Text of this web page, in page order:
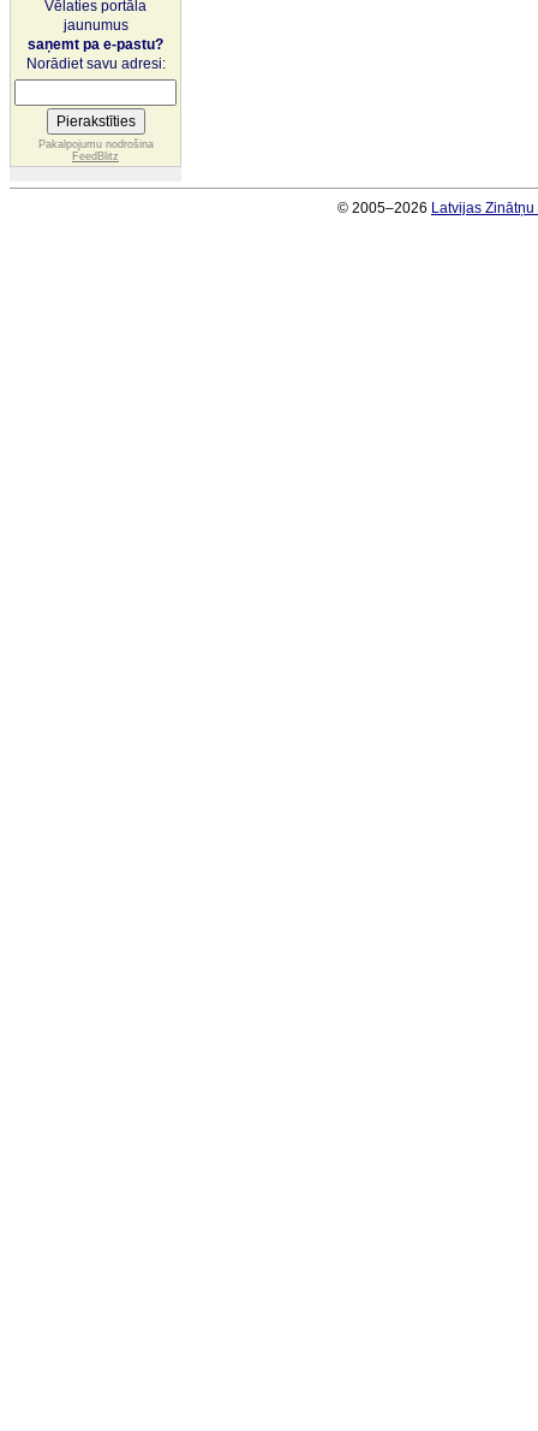
Vēlaties portāla
jaunumus
saņemt pa e-pastu?
Norādiet savu adresi:
Pakalpojumu nodrošina
FeedBlitz
© 2005–2026 Latvijas